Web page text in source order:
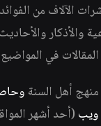
الآلاف من
والأذكار
في
أهل السنة
ويب (أحد أشهر